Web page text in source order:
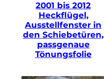
2001 bis 2012
Heckflügel,
Ausstellfenster in
den Schiebetüren,
passgenaue
Tönungsfolie